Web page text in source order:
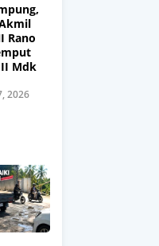
Rano
Mdk
2026